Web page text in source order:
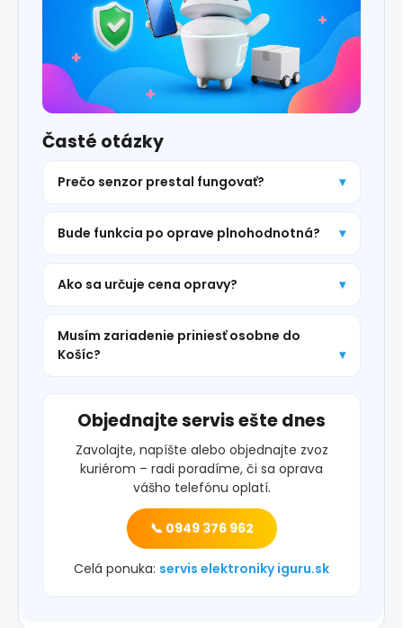
Časté otázky
Prečo senzor prestal fungovať?
Bude funkcia po oprave plnohodnotná?
Ako sa určuje cena opravy?
Musím zariadenie priniesť osobne do
Košíc?
Objednajte servis ešte dnes
Zavolajte, napíšte alebo objednajte zvoz
kuriérom – radi poradíme, či sa oprava
vášho telefónu oplatí.
📞 0949 376 962
Celá ponuka: servis elektroniky iguru.sk